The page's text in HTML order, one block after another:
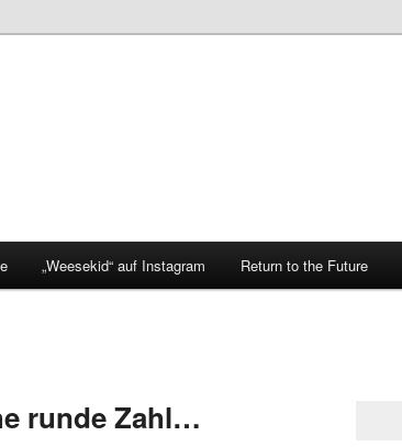
„Weesekid“ auf Instagram Return to the Future
runde Zahl…